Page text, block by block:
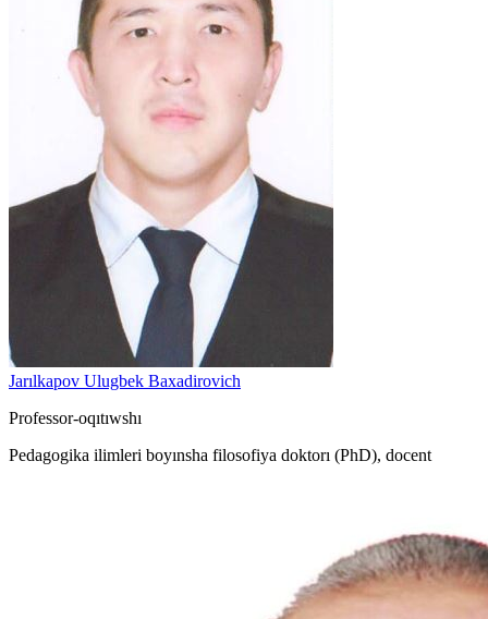
Jarılkapov Ulugbek Baxadirovich
Professor-oqıtıwshı
Pedagogika ilimleri boyınsha filosofiya doktorı (PhD), docent